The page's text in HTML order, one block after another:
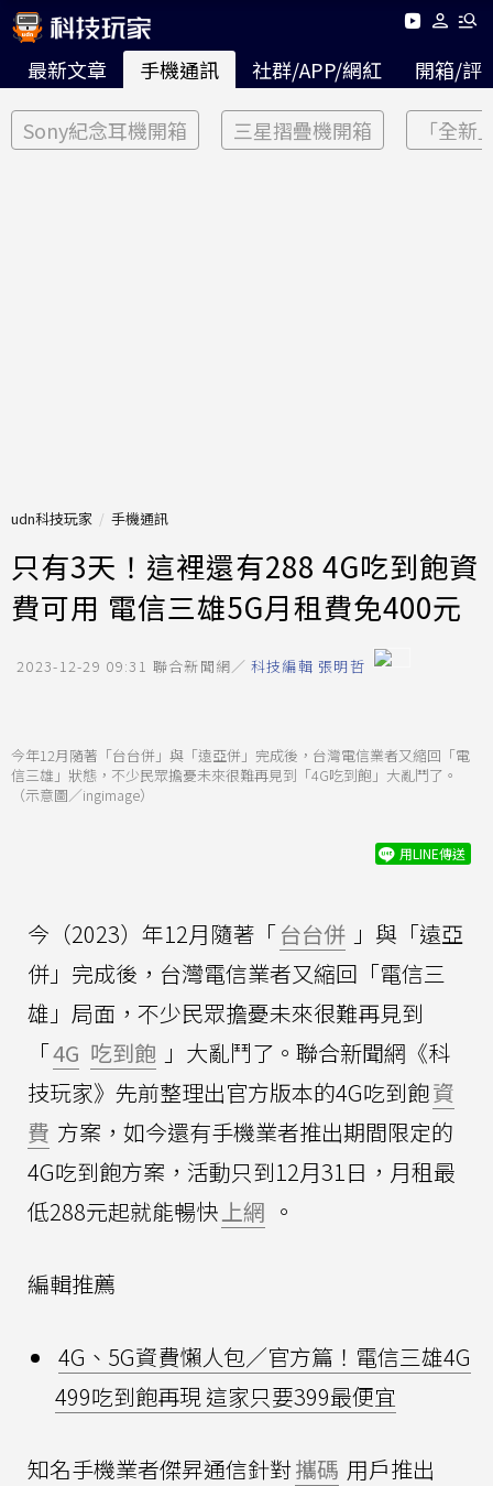
最新文章 手機通訊 社群/APP/網紅 開箱/評
Sony紀念耳機開箱 三星摺疊機開箱 「全新
udn科技玩家 手機通訊
只有3天！這裡還有288 4G吃到飽資
費可用 電信三雄5G月租費免400元
2023-12-29 09:31 聯合新聞網／ 科技編輯 張明哲
今年12月隨著「台台併」與「遠亞併」完成後，台灣電信業者又縮回「電
信三雄」狀態，不少民眾擔憂未來很難再見到「4G吃到飽」大亂鬥了。
（示意圖／ingimage）
用LINE傳送
今（2023）年12月隨著「台台併 」與「遠亞
併」完成後，台灣電信業者又縮回「電信三
雄」局面，不少民眾擔憂未來很難再見到
「4G 吃到飽 」大亂鬥了。聯合新聞網《科
技玩家》先前整理出官方版本的4G吃到飽資
費 方案，如今還有手機業者推出期間限定的
4G吃到飽方案，活動只到12月31日，月租最
低288元起就能暢快上網 。
編輯推薦
4G、5G資費懶人包／官方篇！電信三雄4G
499吃到飽再現 這家只要399最便宜
知名手機業者傑昇通信針對攜碼 用戶推出